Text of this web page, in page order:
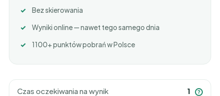
Czas oczekiwania na wynik 1 ?
Bez skierowania
Wyniki online — nawet tego samego dnia
1100+ punktów pobrań w Polsce